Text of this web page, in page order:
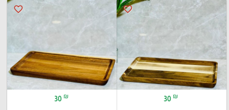
favorite_border
30 ₪
favorite_border
30 ₪